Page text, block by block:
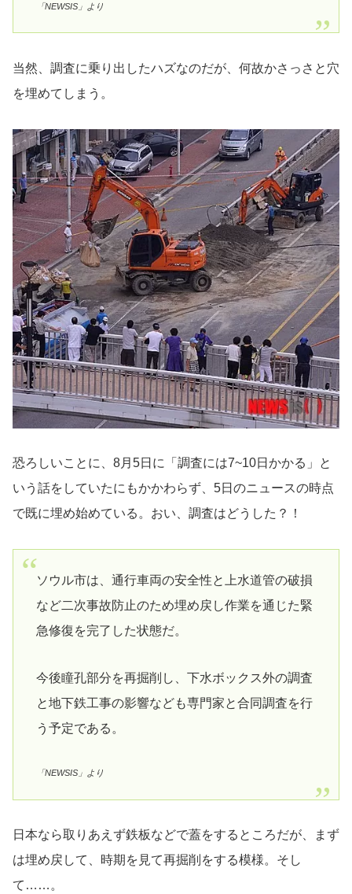
「NEWSIS」より
当然、調査に乗り出したハズなのだが、何故かさっさと穴
を埋めてしまう。
恐ろしいことに、8月5日に「調査には7~10日かかる」と
いう話をしていたにもかかわらず、5日のニュースの時点
で既に埋め始めている。おい、調査はどうした？！
ソウル市は、通行車両の安全性と上水道管の破損
など二次事故防止のため埋め戻し作業を通じた緊
急修復を完了した状態だ。
今後瞳孔部分を再掘削し、下水ボックス外の調査
と地下鉄工事の影響なども専門家と合同調査を行
う予定である。
「NEWSIS」より
日本なら取りあえず鉄板などで蓋をするところだが、まず
は埋め戻して、時期を見て再掘削をする模様。そし
て……。